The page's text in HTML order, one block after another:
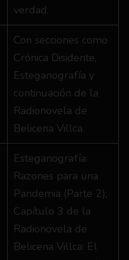
verdad.
Con secciones como
Crónica Disidente,
Esteganografía y
continuación de la
Radionovela de
Belicena Villca.
Esteganografía:
Razones para una
Pandemia (Parte 2);
Capítulo 3 de la
Radionovela de
Belicena Villca: El